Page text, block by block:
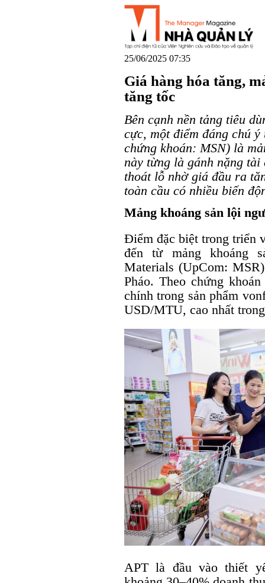
25/06/2025 07:35
Giá hàng hóa tăng,
tăng tốc
Bên cạnh nền tảng tiêu
cực, một điểm đáng chú
chứng khoán: MSN) là
này từng là gánh nặng
thoát lỗ nhờ giá đầu ra
toàn cầu có nhiều biến
Mảng khoáng sản lội
Điểm đặc biệt trong triển
đến từ mảng khoáng
Materials (UpCom:
Pháo. Theo chứng
chính trong sản phẩm
USD/MTU, cao nhất
APT là đầu vào thiết